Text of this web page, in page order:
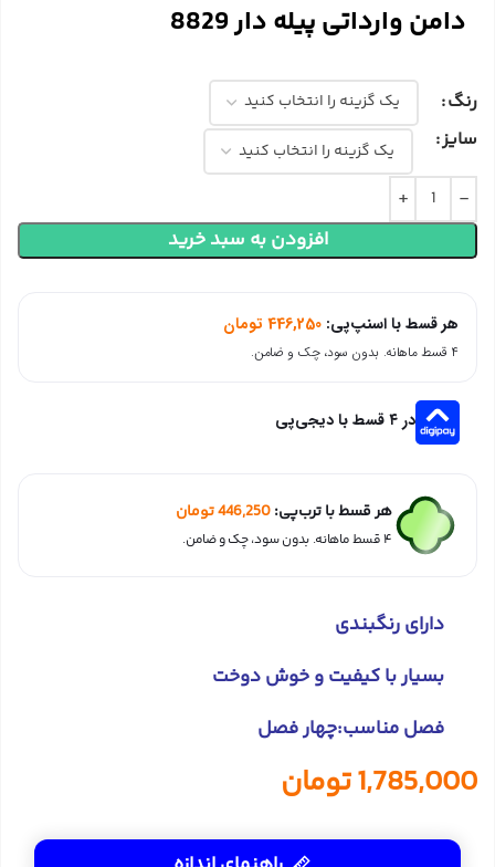
دامن وارداتی پیله دار 8829
رنگ
سایز
افزودن به سبد خرید
هر قسط با اسنپ‌پی: 446,250 تومان
۴ قسط ماهانه. بدون سود، چک و ضامن.
در ۴ قسط با دیجی‌پی
هر قسط با ترب‌پی:446,250تومان
۴ قسط ماهانه. بدون سود، چک و ضامن.
دارای رنگبندی
بسیار با کیفیت و خوش دوخت
فصل مناسب:چهار فصل
1,785,000تومان